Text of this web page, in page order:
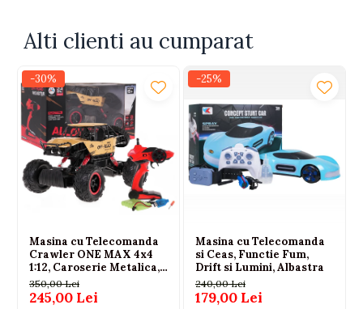
🎁 Cadoul ideal pentru copii peste 6 ani si pentru
multumiti au spus ca este una dintre cele mai
distractive si rezistente masini radiocomandate din
categoria ei.
Alti clienti au cumparat
-30%
Masina cu Telecomanda
Crawler ONE MAX 4x4
1:12, Caroserie Metalica,
Suspensie cu Arcuri, Roti
din Cauciuc, 2.4GHz,
350,00 Lei
245,00 Lei
-25%
Masina cu Telecomanda
si Ceas, Functie Fum,
Drift si Lumini, Albastra
240,00 Lei
179,00 Lei